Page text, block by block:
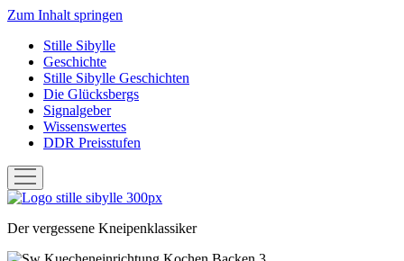
Zum Inhalt springen
Stille Sibylle
Geschichte
Stille Sibylle Geschichten
Die Glücksbergs
Signalgeber
Wissenswertes
DDR Preisstufen
Menü
öffnen
Stille
Der vergessene Kneipenklassiker